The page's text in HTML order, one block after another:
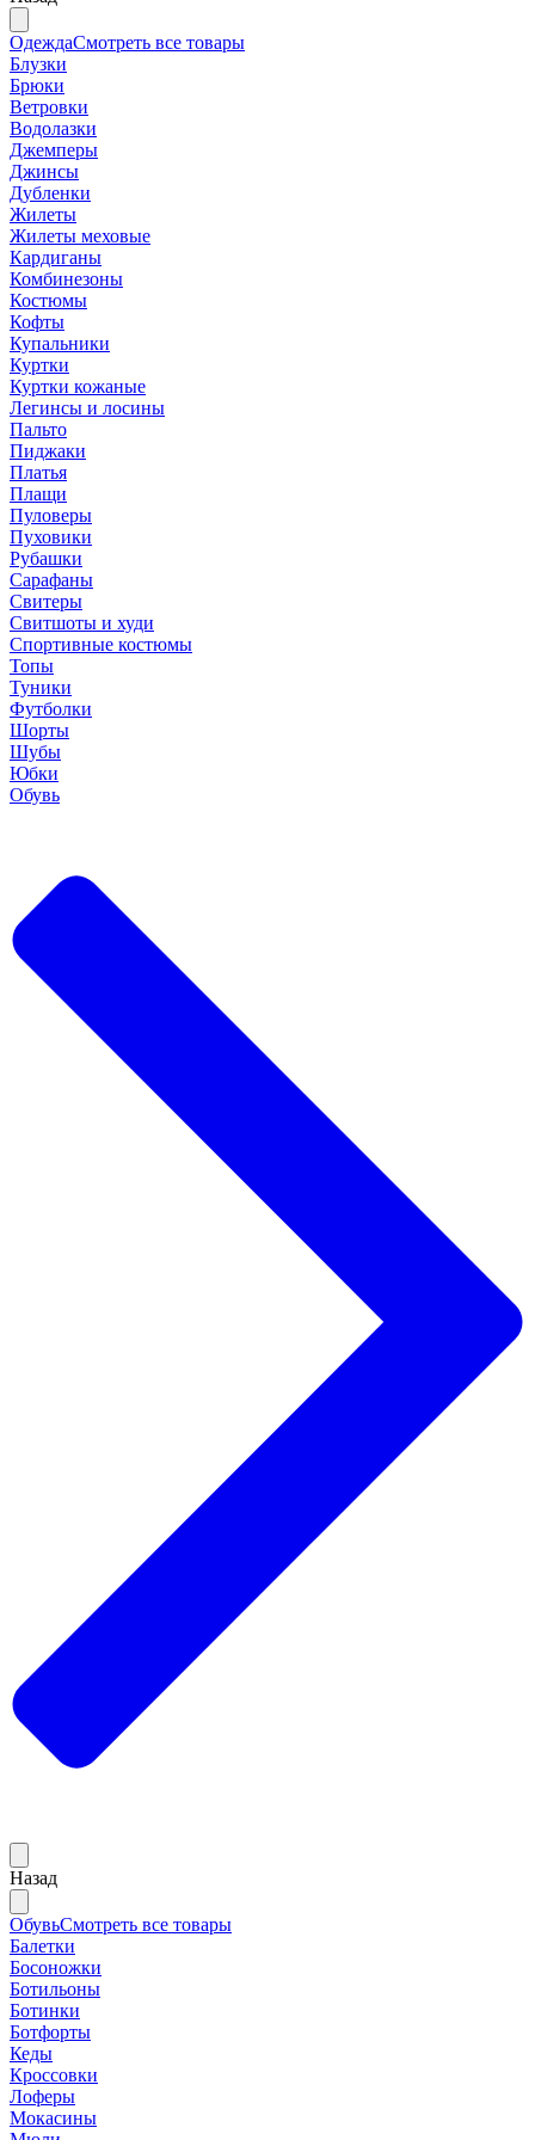
ОдеждаСмотреть все товары
Блузки
Брюки
Ветровки
Водолазки
Джемперы
Джинсы
Дубленки
Жилеты
Жилеты меховые
Кардиганы
Комбинезоны
Костюмы
Кофты
Купальники
Куртки
Куртки кожаные
Легинсы и лосины
Пальто
Пиджаки
Платья
Плащи
Пуловеры
Пуховики
Рубашки
Сарафаны
Свитеры
Свитшоты и худи
Спортивные костюмы
Топы
Туники
Футболки
Шорты
Шубы
Юбки
Обувь
Назад
ОбувьСмотреть все товары
Балетки
Босоножки
Ботильоны
Ботинки
Ботфорты
Кеды
Кроссовки
Лоферы
Мокасины